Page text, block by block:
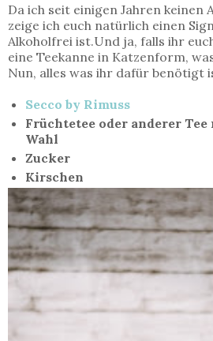
Da ich seit einigen Jahren keinen
zeige ich euch natürlich einen
Alkoholfrei ist.Und ja, falls ihr
eine Teekanne in Katzenform,
Nun, alles was ihr dafür benötigt
Secco by Rimuss
Früchtetee oder anderer Tee
Wahl
Zucker
Kirschen